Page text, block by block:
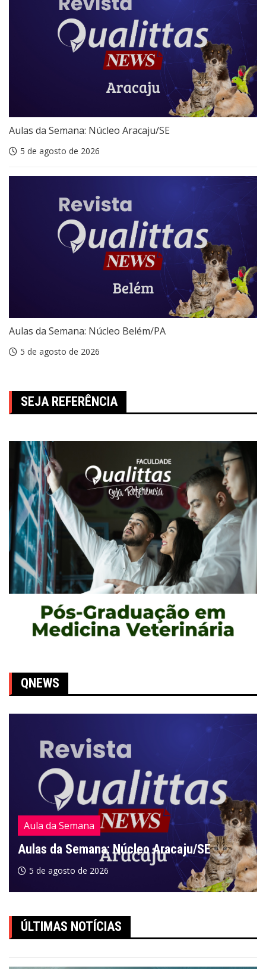
Aulas da Semana: Núcleo Aracaju/SE
5 de agosto de 2026
Aulas da Semana: Núcleo Belém/PA
5 de agosto de 2026
SEJA REFERÊNCIA
QNEWS
Aula da Semana
Aulas da Semana: Núcleo Aracaju/SE
5 de agosto de 2026
ÚLTIMAS NOTÍCIAS